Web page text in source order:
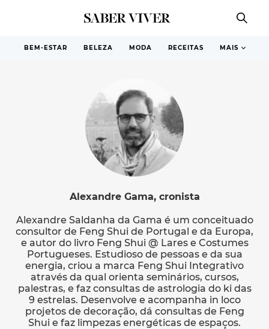
BEM-ESTAR BELEZA MODA RECEITAS MAIS
Alexandre Gama, cronista
Alexandre Saldanha da Gama é um conceituado
consultor de Feng Shui de Portugal e da Europa,
e autor do livro Feng Shui @ Lares e Costumes
Portugueses. Estudioso de pessoas e da sua
energia, criou a marca Feng Shui Integrativo
através da qual orienta seminários, cursos,
palestras, e faz consultas de astrologia do ki das
9 estrelas. Desenvolve e acompanha in loco
projetos de decoração, dá consultas de Feng
Shui e faz limpezas energéticas de espaços.